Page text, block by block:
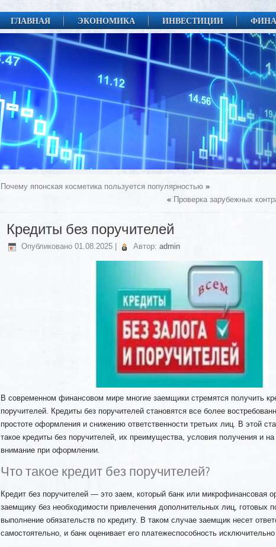
ГЛАВНАЯ ЭКОНОМИКА ИНВЕСТИЦИИ
Почему японская косметика пользуется популярностью »
« Проверка зарубежных
Кредиты без поручителей
Опубликовано 01.08.2025 Автор: admin
В современном финансовом мире многие заемщики стремятся получить
поручителей. Кредиты без поручителей становятся все более
простоте оформления и снижению ответственности третьих лиц. В этой
такое кредиты без поручителей, их преимущества, условия получения и на
внимание при оформлении.
Что такое кредит без поручителей?
Кредит без поручителей — это заем, который банк или микрофинансовая
заемщику без необходимости привлечения дополнительных лиц, готовых
выполнение обязательств по кредиту. В таком случае заемщик несет
самостоятельно, и банк оценивает его платежеспособность